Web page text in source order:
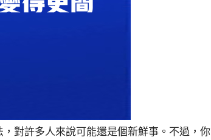
對許多人來說可能還是個新鮮事。不過，你